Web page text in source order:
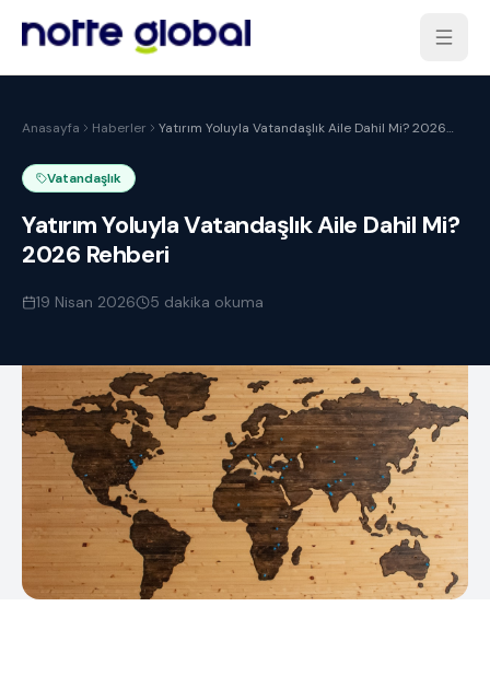
Anasayfa Haberler
Yatırım Yoluyla Vatandaşlık Aile Dahil Mi? 2026
Vatandaşlık
Yatırım Yoluyla Vatandaşlık Aile Dahil Mi?
2026 Rehberi
19 Nisan 2026 5 dakika okuma